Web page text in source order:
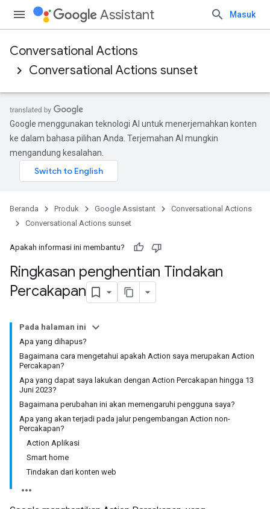
Assistant Masuk
Conversational Actions
Conversational Actions sunset
Google menggunakan teknologi AI untuk menerjemahkan konten
ke dalam bahasa pilihan Anda. Terjemahan AI mungkin
mengandung kesalahan.
Beranda Produk Google Assistant
Conversational Actions
Conversational Actions sunset
Apakah informasi ini membantu?
Ringkasan penghentian Tindakan
Percakapan
Pada halaman ini
Apa yang dihapus?
Bagaimana cara mengetahui apakah Action saya merupakan Action
Percakapan?
Apa yang dapat saya lakukan dengan Action Percakapan hingga 13
Juni 2023?
Bagaimana perubahan ini akan memengaruhi pengguna saya?
Apa yang akan terjadi pada jalur pengembangan Action non-
Percakapan?
Action Aplikasi
Smart home
Tindakan dari konten web